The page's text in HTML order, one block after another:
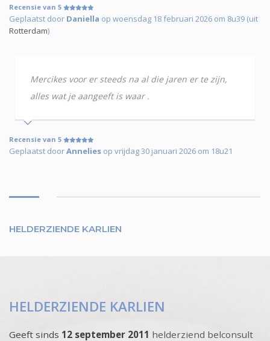
Recensie van 5
Geplaatst door Daniella op woensdag 18 februari 2026 om 8u39 (uit
Rotterdam)
Mercikes voor er steeds na al die jaren er te zijn,
alles wat je aangeeft is waar .
Recensie van 5
Geplaatst doorAnnelies op vrijdag 30 januari 2026 om 18u21
HELDERZIENDE KARLIEN
HELDERZIENDE KARLIEN
Geeft sinds 12 september 2011 helderziend belconsult